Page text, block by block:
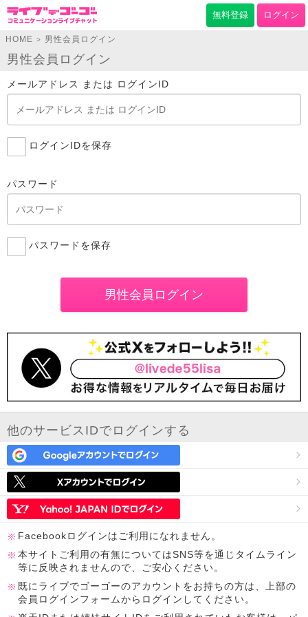
無料登録 ログイン
HOME > 男性会員ログイン
男性会員ログイン
メールアドレス または ログインID
ログインIDを保存
パスワード
パスワードを保存
他のサービスIDでログインする
Facebookログインはご利用になれません。
本サイトご利用の有無についてはSNS等を通じタイムライン
等に反映されませんので、ご安心ください。
既にライブでゴーゴーのアカウントをお持ちの方は、上部の
会員ログインフォームからログインしてください。